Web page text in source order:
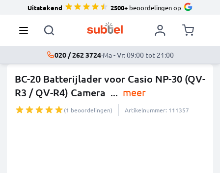
Uitstekend 2500+beoordelingen op
020 / 262 3724·Ma - Vr: 09:00 tot 21:00
BC-20 Batterijlader voor Casio NP-30 (QV-
R3 / QV-R4) Camera ... meer
(1 beoordelingen) Artikelnummer: 111357